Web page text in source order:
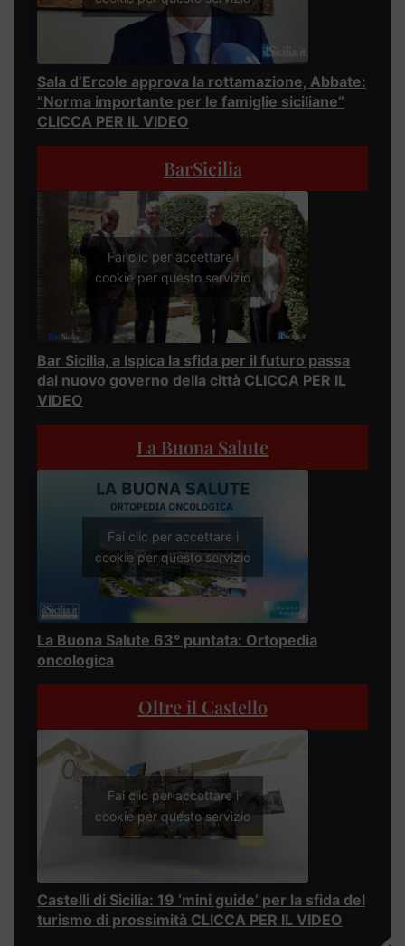
Sala d’Ercole approva la rottamazione, Abbate:
“Norma importante per le famiglie siciliane”
CLICCA PER IL VIDEO
BarSicilia
Fai clic per accettare i
cookie per questo servizio
Bar Sicilia, a Ispica la sfida per il futuro passa
dal nuovo governo della città CLICCA PER IL
VIDEO
La Buona Salute
Fai clic per accettare i
cookie per questo servizio
La Buona Salute 63° puntata: Ortopedia
oncologica
Oltre il Castello
Fai clic per accettare i
cookie per questo servizio
Castelli di Sicilia: 19 ‘mini guide’ per la sfida del
turismo di prossimità CLICCA PER IL VIDEO